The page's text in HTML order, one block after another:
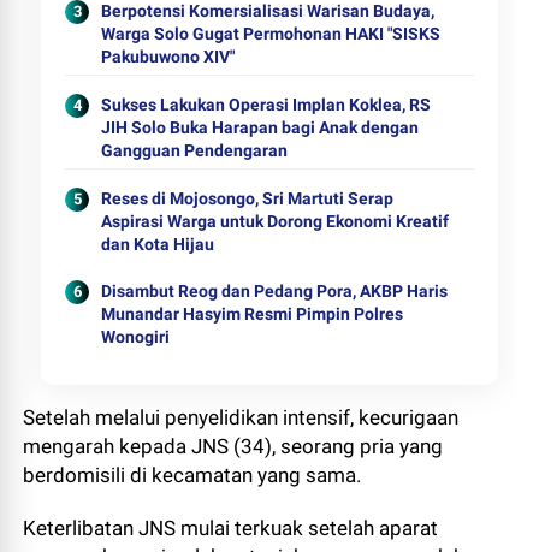
Berpotensi Komersialisasi Warisan Budaya,
Warga Solo Gugat Permohonan HAKI "SISKS
Pakubuwono XIV"
Sukses Lakukan Operasi Implan Koklea, RS
JIH Solo Buka Harapan bagi Anak dengan
Gangguan Pendengaran
Reses di Mojosongo, Sri Martuti Serap
Aspirasi Warga untuk Dorong Ekonomi Kreatif
dan Kota Hijau
Disambut Reog dan Pedang Pora, AKBP Haris
Munandar Hasyim Resmi Pimpin Polres
Wonogiri
Setelah melalui penyelidikan intensif, kecurigaan
mengarah kepada JNS (34), seorang pria yang
berdomisili di kecamatan yang sama.
Keterlibatan JNS mulai terkuak setelah aparat